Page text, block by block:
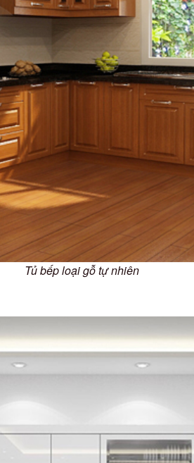
Tủ bếp loại gỗ tự nhiên